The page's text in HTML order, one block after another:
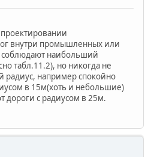
внутри промышленных или
соблюдают наибольший
табл.11.2), но никогда не
например спокойно
в 15м(хоть и небольшие)
дороги с радиусом в 25м.